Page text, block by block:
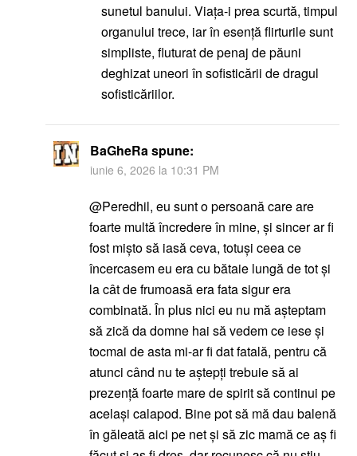
sunetul banului. Viața-i prea scurtă, timpul
organului trece, iar în esență flirturile sunt
simpliste, fluturat de penaj de păuni
deghizat uneori în sofisticării de dragul
sofisticăriilor.
BaGheRaspune:
iunie 6, 2026 la 10:31 PM
@Peredhil, eu sunt o persoană care are
foarte multă încredere în mine, și sincer ar fi
fost mișto să iasă ceva, totuși ceea ce
încercasem eu era cu bătaie lungă de tot și
la cât de frumoasă era fata sigur era
combinată. În plus nici eu nu mă așteptam
să zică da domne hai să vedem ce iese și
tocmai de asta mi-ar fi dat fatală, pentru că
atunci când nu te aștepți trebuie să ai
prezență foarte mare de spirit să continui pe
același calapod. Bine pot să mă dau balenă
în găleată aici pe net și să zic mamă ce aș fi